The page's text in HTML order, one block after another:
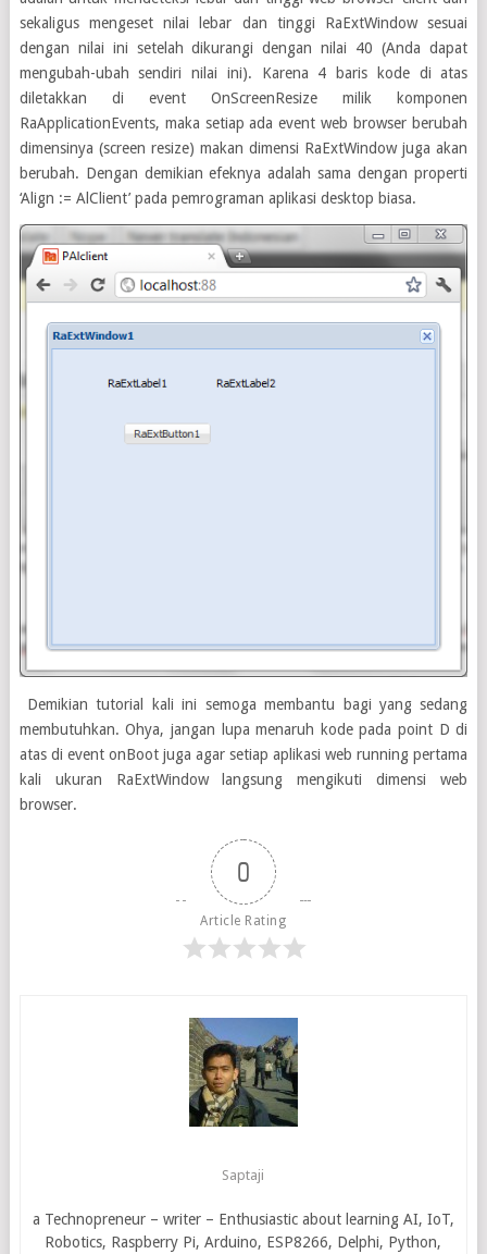
sekaligus mengeset nilai lebar dan tinggi RaExtWindow sesuai
dengan nilai ini setelah dikurangi dengan nilai 40 (Anda dapat
mengubah-ubah sendiri nilai ini). Karena 4 baris kode di atas
diletakkan di event OnScreenResize milik komponen
RaApplicationEvents, maka setiap ada event web browser berubah
dimensinya (screen resize) makan dimensi RaExtWindow juga akan
berubah. Dengan demikian efeknya adalah sama dengan properti
‘Align := AlClient’ pada pemrograman aplikasi desktop biasa.
Demikian tutorial kali ini semoga membantu bagi yang sedang
membutuhkan. Ohya, jangan lupa menaruh kode pada point D di
atas di event onBoot juga agar setiap aplikasi web running pertama
kali ukuran RaExtWindow langsung mengikuti dimensi web
browser.
0
Article Rating
Saptaji
a Technopreneur – writer – Enthusiastic about learning AI, IoT,
Robotics, Raspberry Pi, Arduino, ESP8266, Delphi, Python,